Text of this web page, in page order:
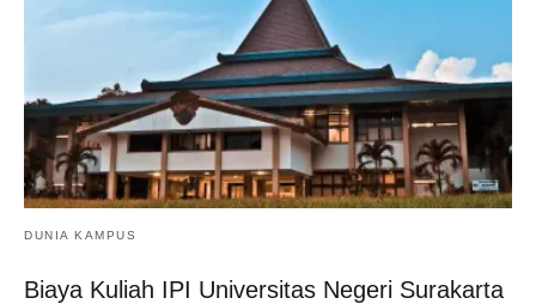
DUNIA KAMPUS
Biaya Kuliah IPI Universitas Negeri Surakarta